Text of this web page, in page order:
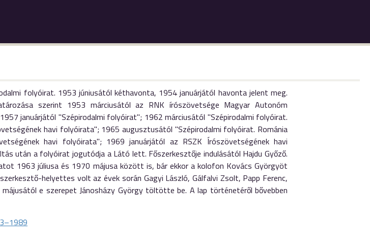
folyóirat. 1953 júniusától kéthavonta, 1954 januárjától havonta jelent meg.
szerint 1953 márciusától az RNK írószövetsége Magyar Autonóm
januárjától "Szépirodalmi folyóirat"; 1962 márciusától "Szépirodalmi folyóirat.
havi folyóirata"; 1965 augusztusától "Szépirodalmi folyóirat. Románia
havi folyóirata"; 1969 januárjától az RSZK Írószövetségének havi
után a folyóirat jogutódja a Látó lett. Főszerkesztője indulásától Hajdu Győző.
1963 júliusa és 1970 májusa között is, bár ekkor a kolofon Kovács Györgyöt
helyettes volt az évek során Gagyi László, Gálfalvi Zsolt, Papp Ferenc,
e szerepet Jánosházy György töltötte be. A lap történetéről bővebben